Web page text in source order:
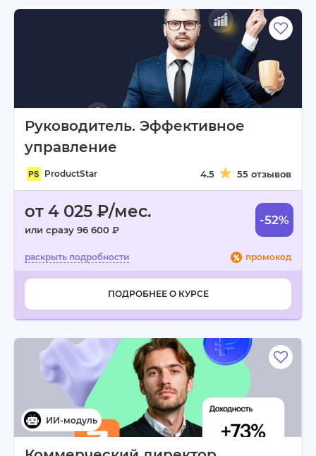
Руководитель. Эффективное
управление
ProductStar 4.5 55 отзывов
от 4 025 ₽/мес.
или сразу 96 600 ₽
-52%
промокод
ПОДРОБНЕЕ О КУРСЕ